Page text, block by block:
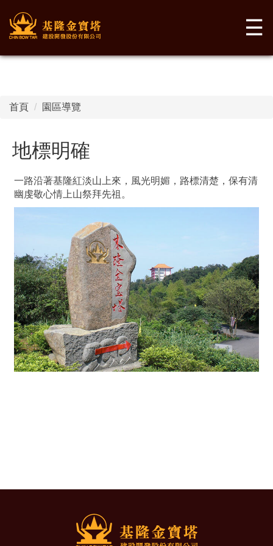
☰
首頁 園區導覽
地標明確
一路沿著基隆紅淡山上來，風光明媚，路標清楚，保有清
幽虔敬心情上山祭拜先祖。